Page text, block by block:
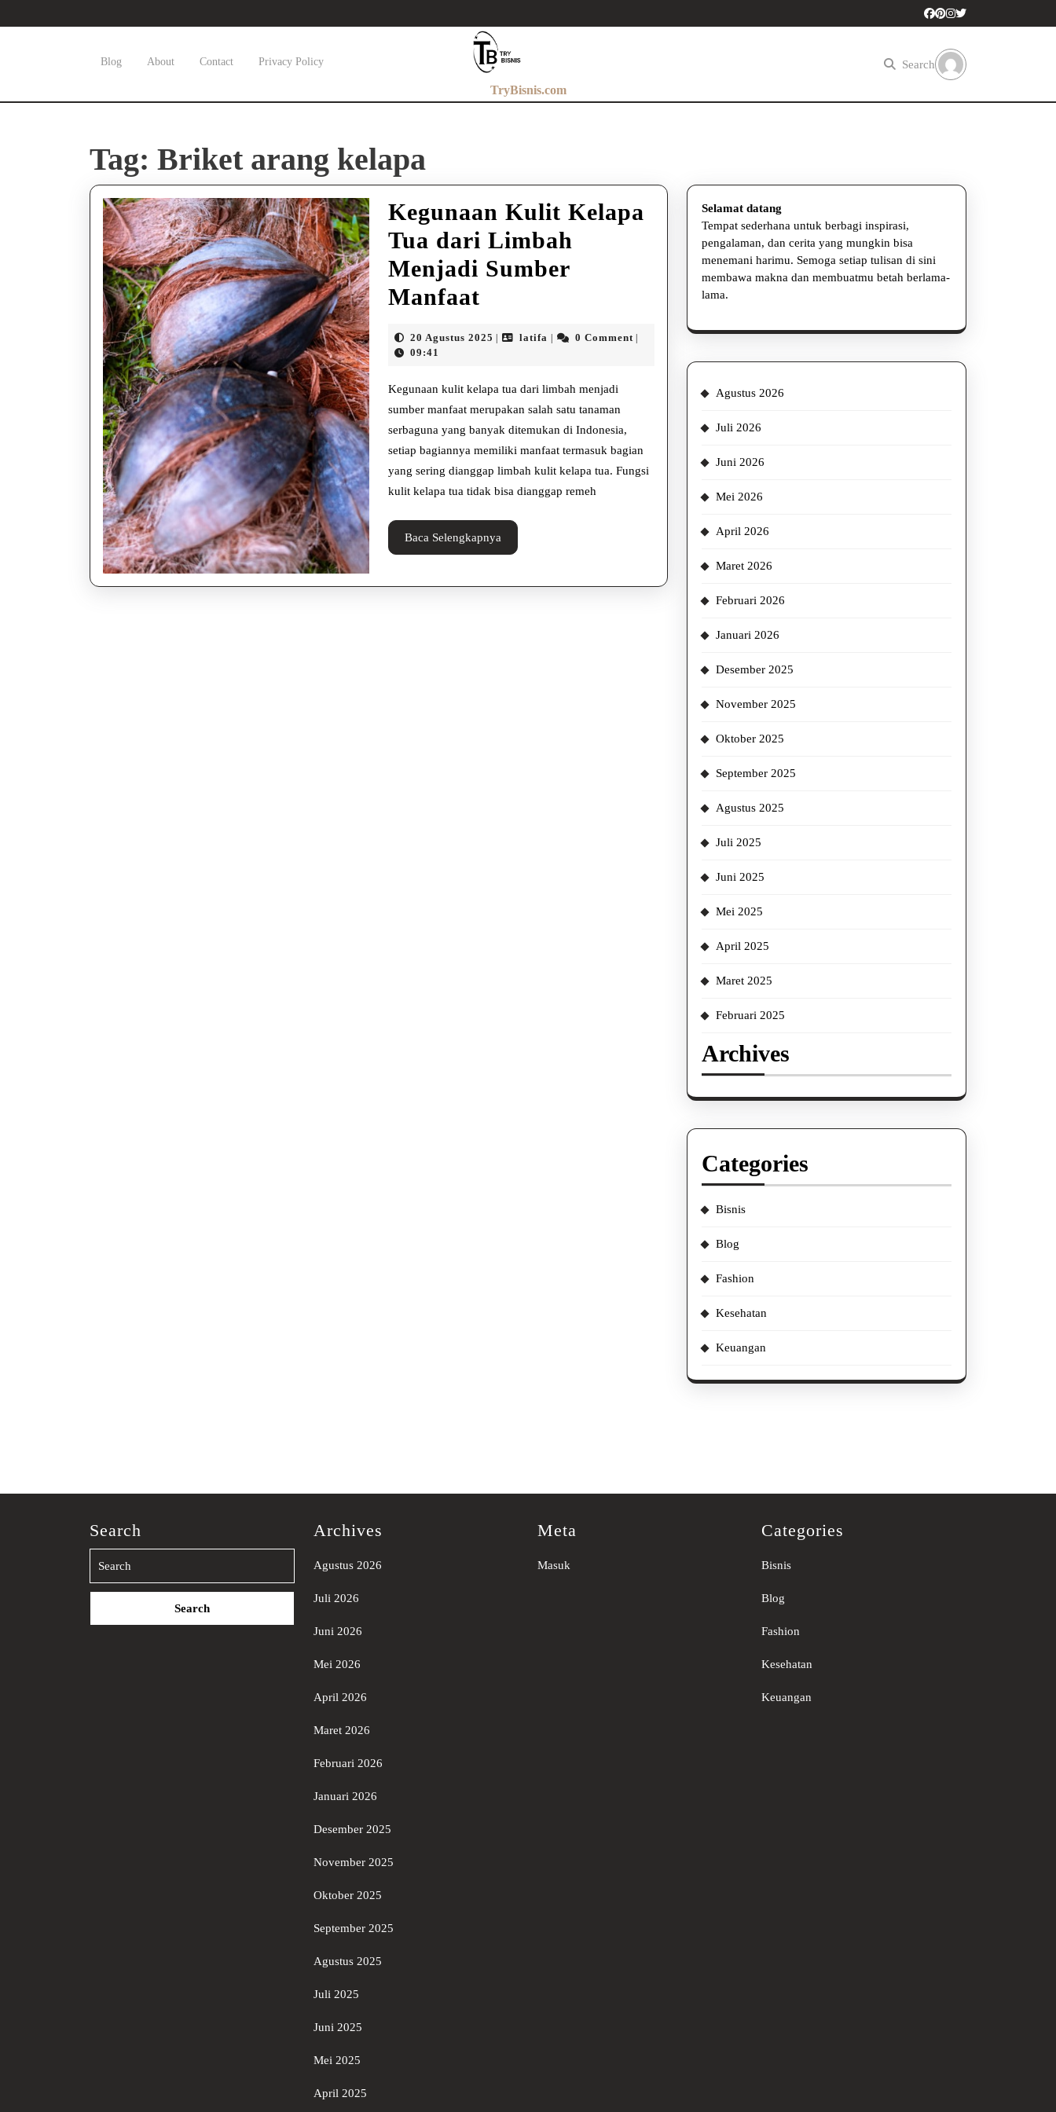
to
Blog About Contact Privacy Policy
TryBisnis.com
Search
Tag: Briket arang kelapa
Kegunaan Kulit Kelapa
Tua dari Limbah
Menjadi Sumber
Manfaat
Kelapa
Tua
dari
Limbah
Menjadi
Sumber
Manfaat
20 Agustus 2025 20
latifa latifa0 Comment
09:41
Kegunaan kulit kelapa tua dari limbah menjadi
sumber manfaat merupakan salah satu tanaman
serbaguna yang banyak ditemukan di Indonesia,
setiap bagiannya memiliki manfaat termasuk bagian
yang sering dianggap limbah kulit kelapa tua. Fungsi
kulit kelapa tua tidak bisa dianggap remeh
Baca Selengkapnya
Selengkapnya
Selamat datang
Tempat sederhana untuk berbagi inspirasi,
pengalaman, dan cerita yang mungkin bisa
menemani harimu. Semoga setiap tulisan di sini
membawa makna dan membuatmu betah berlama-
lama.
Agustus 2026
Juli 2026
Juni 2026
Mei 2026
April 2026
Maret 2026
Februari 2026
Januari 2026
Desember 2025
November 2025
Oktober 2025
September 2025
Agustus 2025
Juli 2025
Juni 2025
Mei 2025
April 2025
Maret 2025
Februari 2025
Archives
Categories
Bisnis
Blog
Fashion
Kesehatan
Keuangan
Search
Search
Archives
Agustus 2026
Juli 2026
Juni 2026
Mei 2026
April 2026
Maret 2026
Februari 2026
Januari 2026
Desember 2025
November 2025
Oktober 2025
September 2025
Agustus 2025
Juli 2025
Juni 2025
Mei 2025
April 2025
Meta
Masuk
Categories
Bisnis
Blog
Fashion
Kesehatan
Keuangan